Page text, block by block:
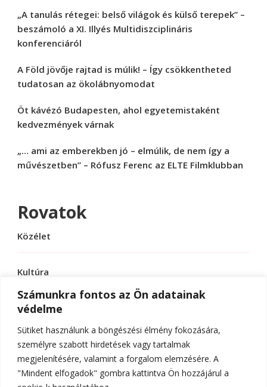
Számunkra fontos az Ön adatainak
védelme
Sütiket használunk a böngészési élmény fokozására,
személyre szabott hirdetések vagy tartalmak
megjelenítésére, valamint a forgalom elemzésére. A
"Mindent elfogadok" gombra kattintva Ön hozzájárul a
„A tanulás rétegei: belső világok és külső terepek” –
beszámoló a XI. Illyés Multidiszciplináris
konferenciáról
A Föld jövője rajtad is múlik! – Így csökkentheted
tudatosan az ökolábnyomodat
Öt kávézó Budapesten, ahol egyetemistaként
kedvezmények várnak
„… ami az emberekben jó – elmúlik, de nem így a
művészetben” – Rófusz Ferenc az ELTE Filmklubban
Rovatok
Közélet
Kultúra
Sport
Tudomány